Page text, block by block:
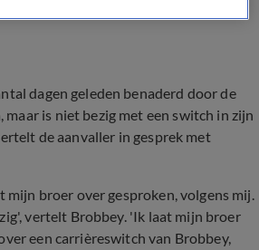
dagen geleden benaderd door de
maar is niet bezig met een switch in zijn
de aanvaller in gesprek met
broer over gesproken, volgens mij.
vertelt Brobbey. 'Ik laat mijn broer
een carrièreswitch van Brobbey,